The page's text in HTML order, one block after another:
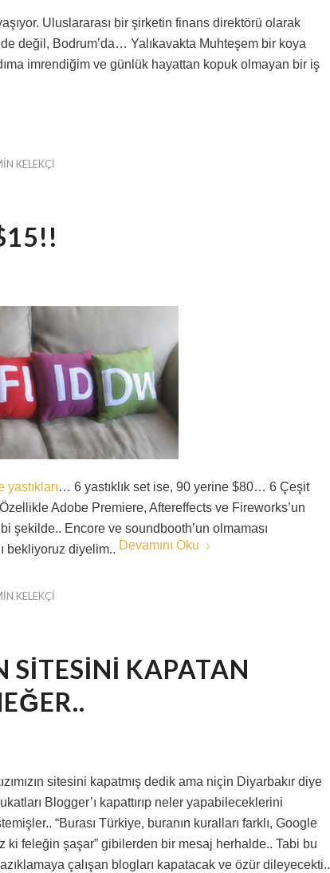
Uluslararası bir şirketin finans direktörü olarak
değil, Bodrum’da… Yalıkavakta Muhteşem bir koya
imrendiğim ve günlük hayattan kopuk olmayan bir iş
KELEKÇI
… 6 yastıklık set ise, 90 yerine $80… 6 Çeşit
Adobe Premiere, Aftereffects ve Fireworks’un
şekilde.. Encore ve soundbooth’un olmaması
bekliyoruz diyelim.. Devamını Oku
KELEKÇI
SITESINI KAPATAN
sitesini kapatmış dedik ama niçin Diyarbakır diye
Blogger’ı kapattırıp neler yapabileceklerini
“Burası Türkiye, buranın kuralları farklı, Google
ki feleğin şaşar” gibilerden bir mesaj herhalde.. Tabi bu
çalışan blogları kapatacak ve özür dileyecekti..